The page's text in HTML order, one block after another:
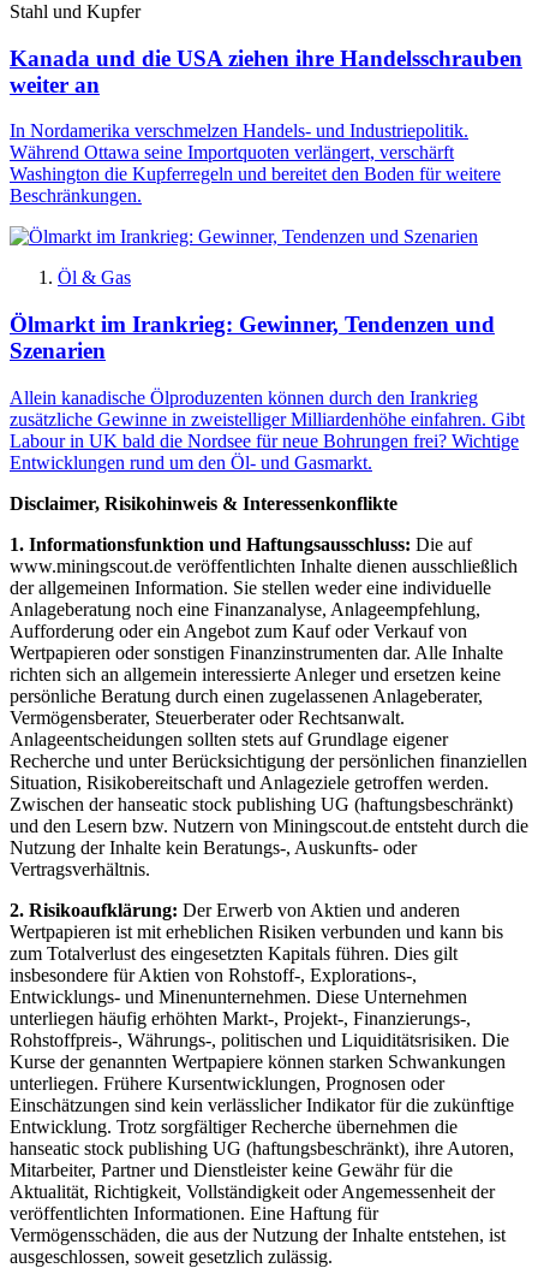
Stahl und Kupfer
Kanada und die USA ziehen ihre Handelsschrauben
weiter an
In Nordamerika verschmelzen Handels- und Industriepolitik.
Während Ottawa seine Importquoten verlängert, verschärft
Washington die Kupferregeln und bereitet den Boden für weitere
Beschränkungen.
Öl & Gas
Ölmarkt im Irankrieg: Gewinner, Tendenzen und
Szenarien
Allein kanadische Ölproduzenten können durch den Irankrieg
zusätzliche Gewinne in zweistelliger Milliardenhöhe einfahren. Gibt
Labour in UK bald die Nordsee für neue Bohrungen frei? Wichtige
Entwicklungen rund um den Öl- und Gasmarkt.
Disclaimer, Risikohinweis & Interessenkonflikte
1. Informationsfunktion und Haftungsausschluss: Die auf
www.miningscout.de veröffentlichten Inhalte dienen ausschließlich
der allgemeinen Information. Sie stellen weder eine individuelle
Anlageberatung noch eine Finanzanalyse, Anlageempfehlung,
Aufforderung oder ein Angebot zum Kauf oder Verkauf von
Wertpapieren oder sonstigen Finanzinstrumenten dar. Alle Inhalte
richten sich an allgemein interessierte Anleger und ersetzen keine
persönliche Beratung durch einen zugelassenen Anlageberater,
Vermögensberater, Steuerberater oder Rechtsanwalt.
Anlageentscheidungen sollten stets auf Grundlage eigener
Recherche und unter Berücksichtigung der persönlichen finanziellen
Situation, Risikobereitschaft und Anlageziele getroffen werden.
Zwischen der hanseatic stock publishing UG (haftungsbeschränkt)
und den Lesern bzw. Nutzern von Miningscout.de entsteht durch die
Nutzung der Inhalte kein Beratungs-, Auskunfts- oder
Vertragsverhältnis.
2. Risikoaufklärung: Der Erwerb von Aktien und anderen
Wertpapieren ist mit erheblichen Risiken verbunden und kann bis
zum Totalverlust des eingesetzten Kapitals führen. Dies gilt
insbesondere für Aktien von Rohstoff-, Explorations-,
Entwicklungs- und Minenunternehmen. Diese Unternehmen
unterliegen häufig erhöhten Markt-, Projekt-, Finanzierungs-,
Rohstoffpreis-, Währungs-, politischen und Liquiditätsrisiken. Die
Kurse der genannten Wertpapiere können starken Schwankungen
unterliegen. Frühere Kursentwicklungen, Prognosen oder
Einschätzungen sind kein verlässlicher Indikator für die zukünftige
Entwicklung. Trotz sorgfältiger Recherche übernehmen die
hanseatic stock publishing UG (haftungsbeschränkt), ihre Autoren,
Mitarbeiter, Partner und Dienstleister keine Gewähr für die
Aktualität, Richtigkeit, Vollständigkeit oder Angemessenheit der
veröffentlichten Informationen. Eine Haftung für
Vermögensschäden, die aus der Nutzung der Inhalte entstehen, ist
ausgeschlossen, soweit gesetzlich zulässig.